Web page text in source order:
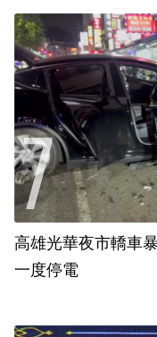
高雄光華夜市轎車
一度停電